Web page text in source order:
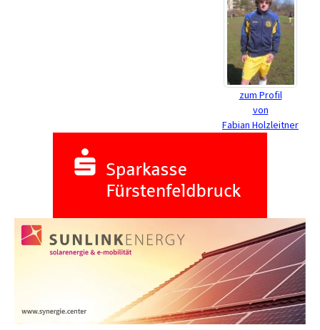
zum Profil
von
Fabian Holzleitner